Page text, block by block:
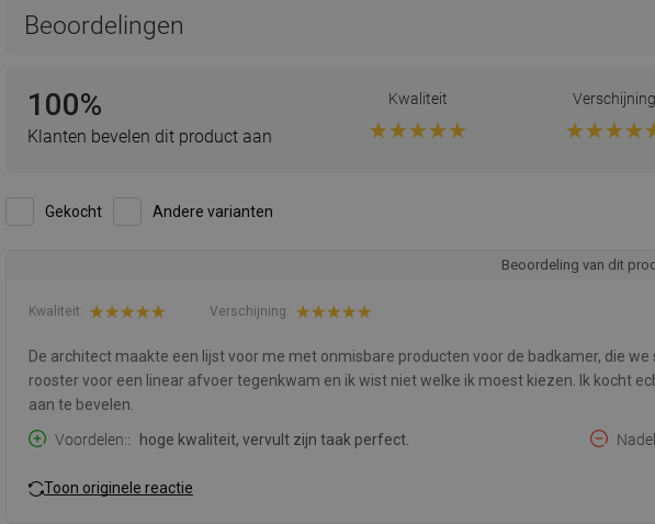
Beoordelingen
100%
Klanten bevelen dit product aan
Kwaliteit Verschijning
Gekocht Andere varianten
Beoordeling van dit
Kwaliteit: Verschijning:
De architect maakte een lijst voor me met onmisbare producten voor de badkamer, die
rooster voor een linear afvoer tegenkwam en ik wist niet welke ik moest kiezen. Ik kocht
aan te bevelen.
Voordelen:
hoge kwaliteit, vervult zijn taak perfect.
Toon originele reactie